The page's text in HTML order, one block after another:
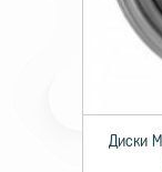
Диаметр
Диски